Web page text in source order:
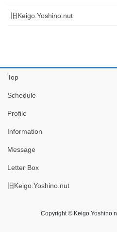
旧Keigo.Yoshino.nut
Top
Schedule
Profile
Information
Message
Letter Box
旧Keigo.Yoshino.nut
Copyright ©